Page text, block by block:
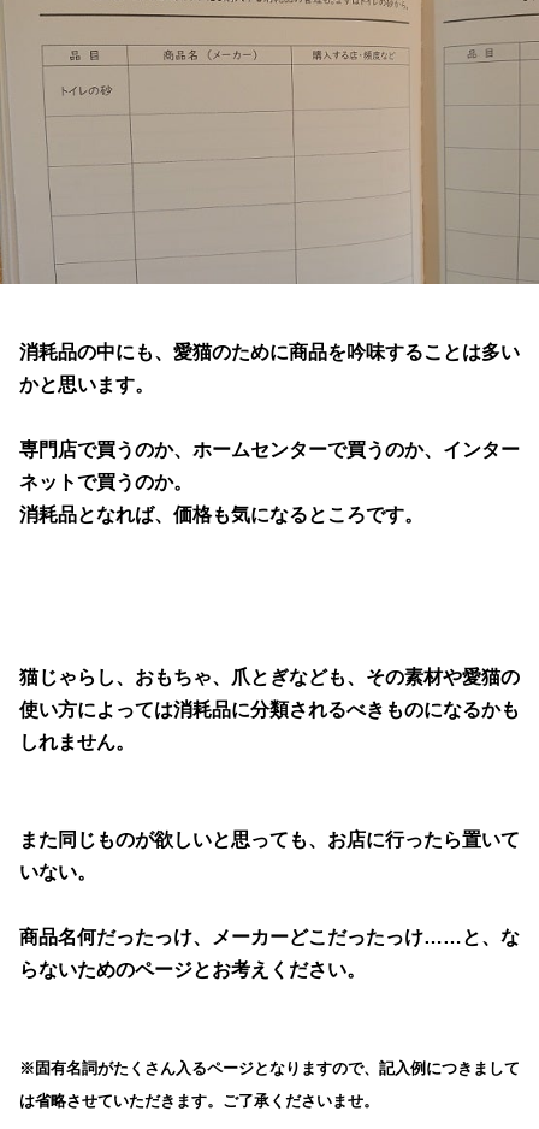
消耗品の中にも、愛猫のために商品を吟味することは多い
かと思います。
専門店で買うのか、ホームセンターで買うのか、インター
ネットで買うのか。
消耗品となれば、価格も気になるところです。
猫じゃらし、おもちゃ、爪とぎなども、その素材や愛猫の
使い方によっては消耗品に分類されるべきものになるかも
しれません。
また同じものが欲しいと思っても、お店に行ったら置いて
いない。
商品名何だったっけ、メーカーどこだったっけ……と、な
らないためのページとお考えください。
※固有名詞がたくさん入るページとなりますので、 記入例につきまして
は省略させていただきます。ご了承くださいませ。